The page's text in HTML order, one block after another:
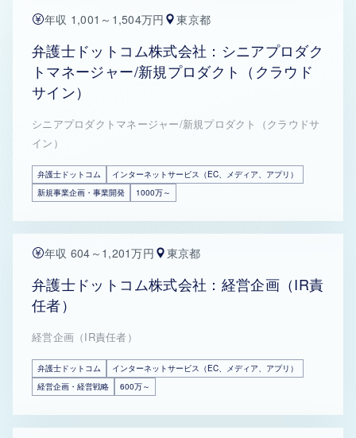
年収 1,001～1,504万円 東京都
弁護士ドットコム株式会社：シニアプロダク
トマネージャー/新規プロダクト（クラウド
サイン）
シニアプロダクトマネージャー/新規プロダクト（クラウドサ
イン）
弁護士ドットコム
インターネットサービス（EC、メディア、アプリ）
新規事業企画・事業開発
1000万～
年収 604～1,201万円 東京都
弁護士ドットコム株式会社：経営企画（IR責
任者）
経営企画（IR責任者）
弁護士ドットコム
インターネットサービス（EC、メディア、アプリ）
経営企画・経営戦略
600万～